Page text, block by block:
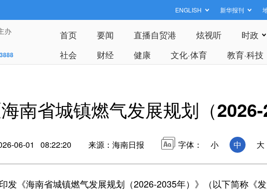
ENGLISH 新华报刊
办
首页 要闻 直播自贸港 炫视听 时政
社会
财经 健康 文化·体育 教育·科技
海南省城镇燃气发展规划（
06-01 08:22:20 来源：海南日报 字体： 小 中 大
《海南省城镇燃气发展规划（2026-2035年）》（以下简称《